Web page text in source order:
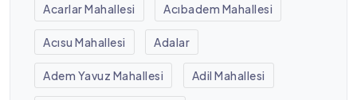
Acarlar Mahallesi Acıbadem Mahallesi
Acısu Mahallesi Adalar
Adem Yavuz Mahallesi Adil Mahallesi